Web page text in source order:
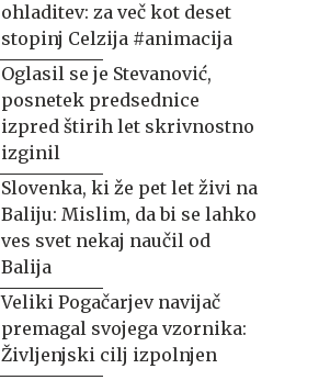
ohladitev: za več kot deset
stopinj Celzija #animacija
Oglasil se je Stevanović,
posnetek predsednice
izpred štirih let skrivnostno
izginil
Slovenka, ki že pet let živi na
Baliju: Mislim, da bi se lahko
ves svet nekaj naučil od
Balija
Veliki Pogačarjev navijač
premagal svojega vzornika:
Življenjski cilj izpolnjen